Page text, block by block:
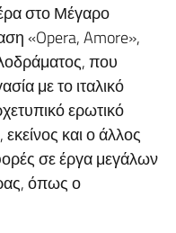
στο Μέγαρο
«Opera, Amore»,
που
με το ιταλικό
ερωτικό
και ο άλλος
σε έργα μεγάλων
όπως ο